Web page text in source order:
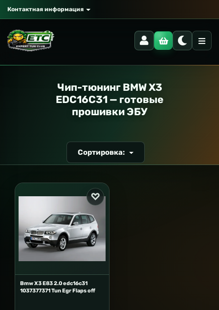
Контактная информация
Чип-тюнинг BMW X3
EDC16C31 — готовые
прошивки ЭБУ
Сортировка:
Bmw X3 E83 2.0 edc16c31
1037377371 Tun Egr Flaps off